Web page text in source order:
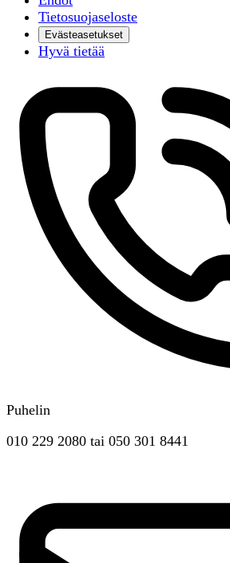
Tietosuojaseloste
Evästeasetukset
Hyvä tietää
Puhelin
010 229 2080 tai 050 301 8441